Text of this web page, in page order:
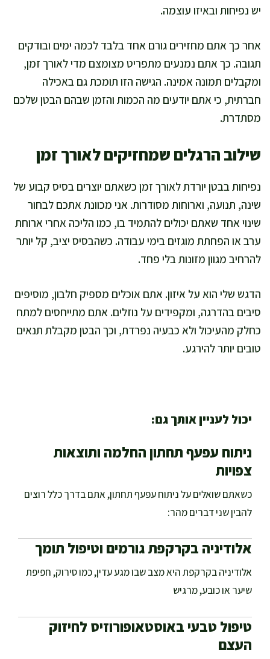
יש נפיחות ובאיזו עוצמה.
אחר כך אתם מחזירים גורם אחד בלבד לכמה ימים ובודקים
תגובה. כך אתם נמנעים מתפריט מצומצם מדי לאורך זמן,
ומקבלים תמונה אמינה. הגישה הזו תומכת גם באכילה
חברתית, כי אתם יודעים מה הכמות והזמן שבהם הבטן שלכם
מסתדרת.
שילוב הרגלים שמחזיקים לאורך זמן
נפיחות בבטן יורדת לאורך זמן כשאתם יוצרים בסיס קבוע של
שינה, תנועה, וארוחות מסודרות. אני מכוונת אתכם לבחור
שינוי אחד שאתם יכולים להתמיד בו, כמו הליכה אחרי ארוחת
ערב או הפחתת מוגזים בימי עבודה. כשהבסיס יציב, קל יותר
להרחיב מגוון מזונות בלי פחד.
הדגש שלי הוא על איזון. אתם אוכלים מספיק חלבון, מוסיפים
סיבים בהדרגה, ומקפידים על נוזלים. אתם מתייחסים למתח
כחלק מהעיכול ולא כבעיה נפרדת, וכך הבטן מקבלת תנאים
טובים יותר להירגע.
יכול לעניין אותך גם:
ניתוח עפעף תחתון החלמה ותוצאות
צפויות
כשאתם שואלים על ניתוח עפעף תחתון, אתם בדרך כלל רוצים
להבין שני דברים מהר:
אלודיניה בקרקפת גורמים וטיפול תומך
אלודיניה בקרקפת היא מצב שבו מגע עדין, כמו סירוק, חפיפת
שיער או כובע, מרגיש
טיפול טבעי באוסטאופורוזיס לחיזוק
העצם